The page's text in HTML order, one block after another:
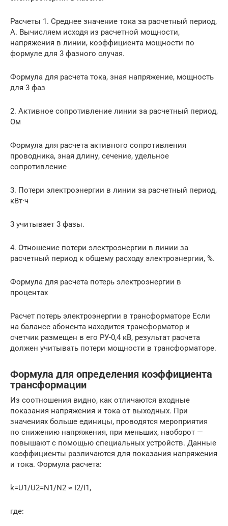
Расчеты 1. Среднее значение тока за расчетный период,
А. Вычисляем исходя из расчетной мощности,
напряжения в линии, коэффициента мощности по
формуле для 3 фазного случая.
Формула для расчета тока, зная напряжение, мощность
для 3 фаз
2. Активное сопротивление линии за расчетный период,
Ом
Формула для расчета активного сопротивления
проводника, зная длину, сечение, удельное
сопротивление
3. Потери электроэнергии в линии за расчетный период,
кВт·ч
3 учитывает 3 фазы.
4. Отношение потери электроэнергии в линии за
расчетный период к общему расходу электроэнергии, %.
Формула для расчета потерь электроэнергии в
процентах
Расчет потерь электроэнергии в трансформаторе Если
на балансе абонента находится трансформатор и
счетчик размещен в его РУ-0,4 кВ, результат расчета
должен учитывать потери мощности в трансформаторе.
Формула для определения коэффициента
трансформации
Из соотношения видно, как отличаются входные
показания напряжения и тока от выходных. При
значениях больше единицы, проводятся мероприятия
по снижению напряжения, при меньших, наоборот —
повышают с помощью специальных устройств. Данные
коэффициенты различаются для показания напряжения
и тока. Формула расчета:
k=U1/U2=N1/N2 ≈ I2/I1,
где: